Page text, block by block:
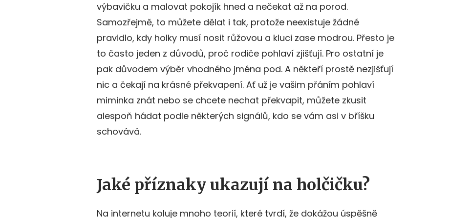
výbavičku a malovat pokojík hned a nečekat až na porod.
Samozřejmě, to můžete dělat i tak, protože neexistuje žádné
pravidlo, kdy holky musí nosit růžovou a kluci zase modrou. Přesto je
to často jeden z důvodů, proč rodiče pohlaví zjišťují. Pro ostatní je
pak důvodem výběr vhodného jména pod. A někteří prostě nezjišťují
nic a čekají na krásné překvapení. Ať už je vašim přáním pohlaví
miminka znát nebo se chcete nechat překvapit, můžete zkusit
alespoň hádat podle některých signálů, kdo se vám asi v bříšku
schovává.
Jaké příznaky ukazují na holčičku?
Na internetu koluje mnoho teorií, které tvrdí, že dokážou úspěšně